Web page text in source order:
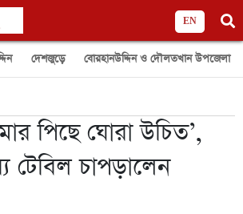
EN
দেশজুড়ে বোরহানউদ্দিন ও দৌলতখান উপজেলা
পিছে ঘোরা উচিত’,
টেবিল চাপড়ালেন